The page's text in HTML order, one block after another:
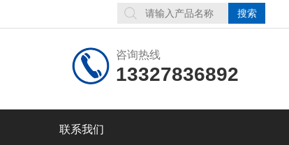
咨询热线
13327836892
联系我们